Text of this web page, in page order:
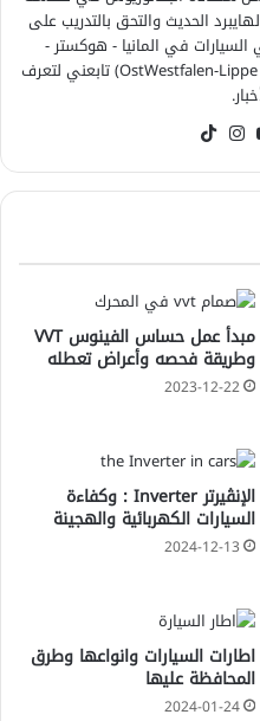
الحديث والتحق بالتدريب على
السيارات في المانيا - هوكستر -
الجامعة التقنية (OstWestfalen-Lippe Technical University) تابعني لتعرف
‫YouTubeانستقرام
مبدأ عمل حساس الفينوس VVT
وطريقة فحصه وأعراض تعطله
2023-12-22
الإنڤيرتر Inverter : وكفاءة
السيارات الكهربائية والهجينة
2024-12-13
اطارات السيارات وانواعها وطرق
المحافظة عليها
2024-01-24